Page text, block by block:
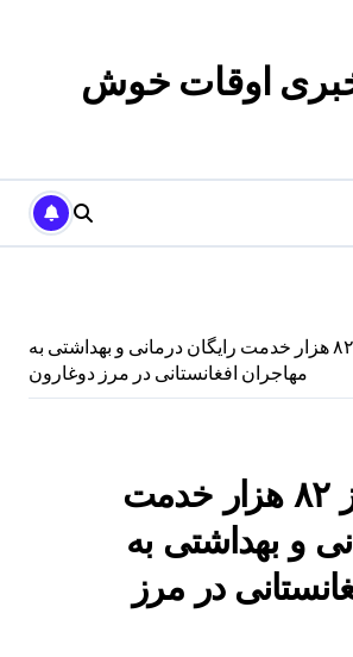
اوقات خوش
ارائه بیش از ۸۲ هزار خدمت رایگان درمانی و بهداشتی به
مهاجران افغانستانی در مرز دوغارون
ارائه بیش از ۸۲ هزار خدمت
و بهداشتی به
در مرز